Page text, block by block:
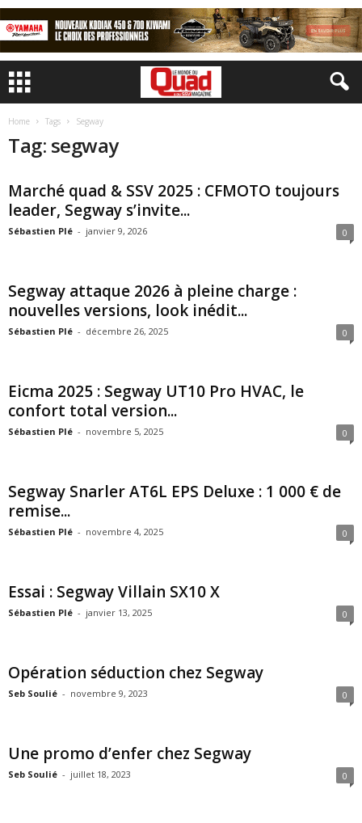
Home Tags Segway
Tag: segway
Marché quad & SSV 2025 : CFMOTO toujours
leader, Segway s’invite...
Sébastien Plé - janvier 9, 2026 0
Segway attaque 2026 à pleine charge :
nouvelles versions, look inédit...
Sébastien Plé - décembre 26, 2025 0
Eicma 2025 : Segway UT10 Pro HVAC, le
confort total version...
Sébastien Plé - novembre 5, 2025 0
Segway Snarler AT6L EPS Deluxe : 1 000 € de
remise...
Sébastien Plé - novembre 4, 2025 0
Essai : Segway Villain SX10 X
Sébastien Plé - janvier 13, 2025 0
Opération séduction chez Segway
Seb Soulié - novembre 9, 2023 0
Une promo d’enfer chez Segway
Seb Soulié - juillet 18, 2023 0